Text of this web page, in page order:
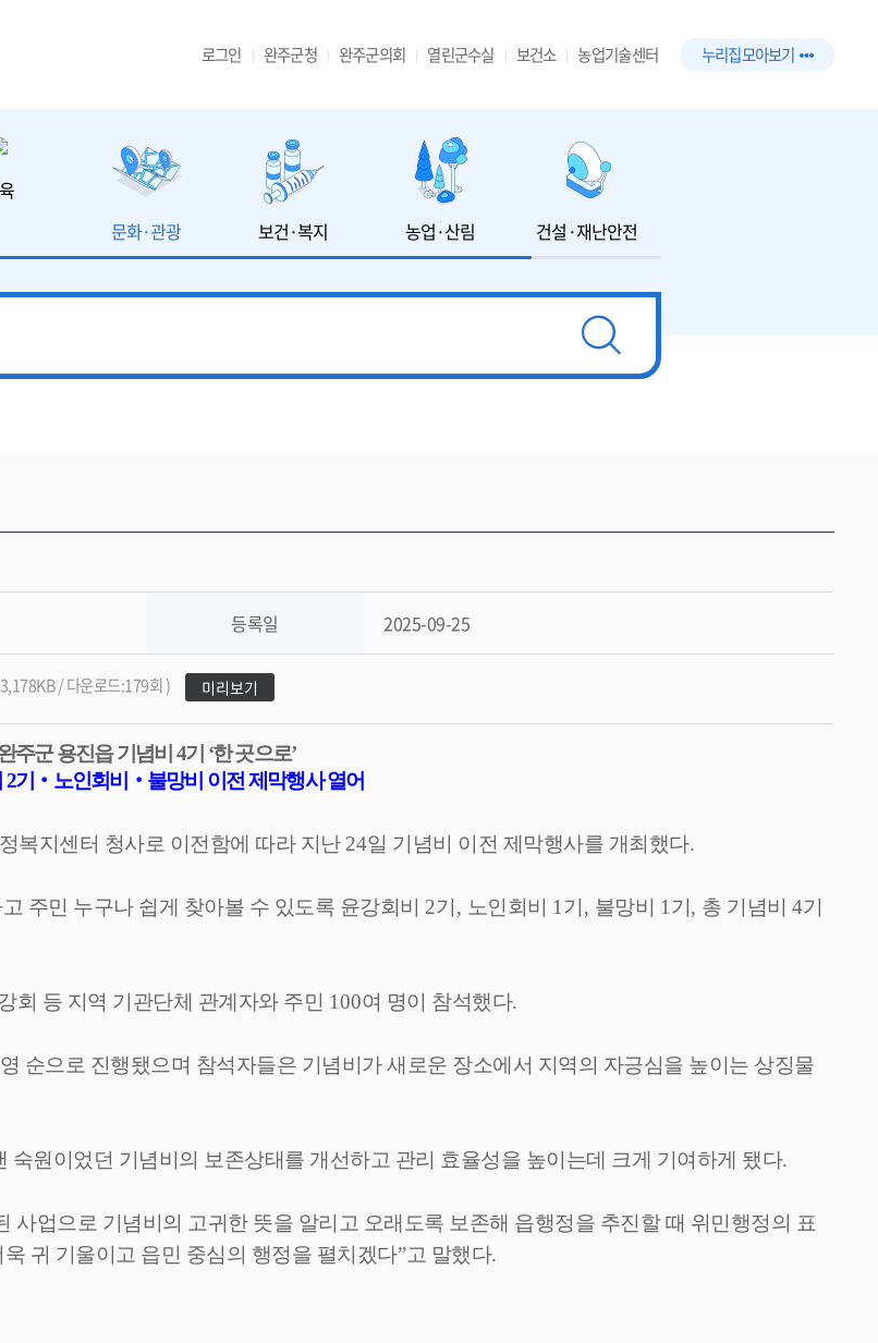
로그인 완주군청 완주군의회 열린군수실 보건소 농업기술센터 누리집 모아보기
문화·관광
보건·복지 농업·산림 건설·재난안전
등록일 2025-09-25
/ 다운로드:179회 ) 미리보기
주군 용진읍 기념비 4기 ‘한 곳으로’
2기 ‧ 노인회비 ‧ 불망비 이전 제막행사 열어
복지센터 청사로 이전함에 따라 지난 24일 기념비 이전 제막행사를 개최했다.
주민 누구나 쉽게 찾아볼 수 있도록 윤강회비 2기 , 노인회비 1 기 , 불망비 1 기 , 총 기념비4기
회 등 지역 기관단체 관계자와 주민 100여 명이 참석했다.
순으로 진행됐으며 참석자들은 기념비가 새로운 장소에서 지역의 자긍심을 높이는 상징물
원이었던 기념비의 보존상태를 개선하고 관리 효율성을 높이는데 크게 기여하게 됐다.
사업으로 기념비의 고귀한 뜻을 알리고 오래도록 보존해 읍행정을 추진할 때 위민행정의 표
귀 기울이고 읍민 중심의 행정을 펼치겠다”고 말했다.